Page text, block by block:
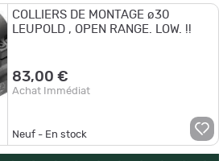
COLLIERS DE MONTAGE ø30
LEUPOLD , OPEN RANGE. LOW. !!
83,00 €
Achat Immédiat
Neuf - En stock